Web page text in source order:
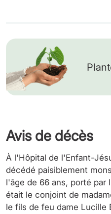
Avis de décès
À l'Hôpital de l'Enfant-
décédé paisiblement
l'âge de 66 ans, porté par
était le conjoint de
le fils de feu dame Lucille